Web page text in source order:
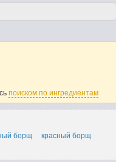
поиском по ингредиентам
борщ
красный борщ